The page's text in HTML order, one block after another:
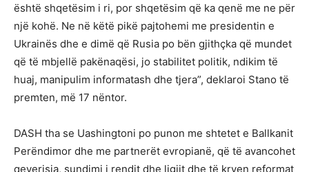
është shqetësim i ri, por shqetësim që ka qenë me ne për
një kohë. Ne në këtë pikë pajtohemi me presidentin e
Ukrainës dhe e dimë që Rusia po bën gjithçka që mundet
që të mbjellë pakënaqësi, jo stabilitet politik, ndikim të
huaj, manipulim informatash dhe tjera”, deklaroi Stano të
premten, më 17 nëntor.
DASH tha se Uashingtoni po punon me shtetet e Ballkanit
Perëndimor dhe me partnerët evropianë, që të avancohet
qeverisja, sundimi i rendit dhe ligjit dhe të kryen reformat